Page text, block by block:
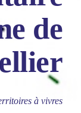
de
à vivres